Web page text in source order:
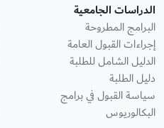
الدراسات الجامعية
البرامج المطروحة
إجراءات القبول العامة
الدليل الشامل للطلبة
دليل الطلبة
سياسة القبول في برامج
البكالوريوس